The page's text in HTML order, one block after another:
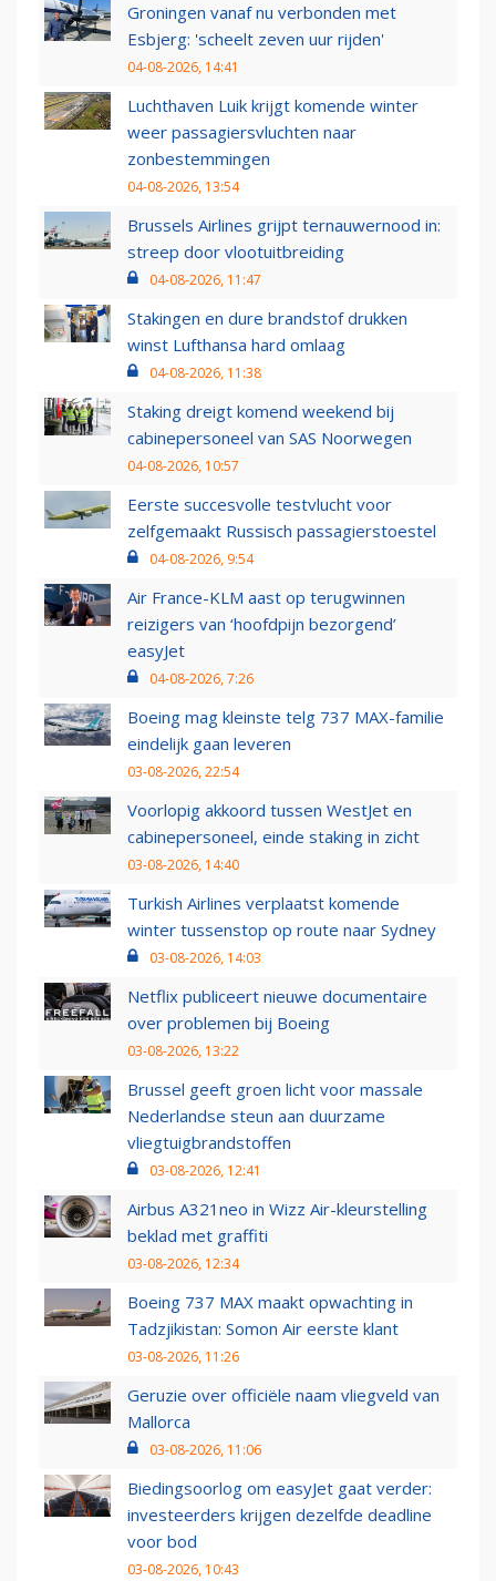
Groningen vanaf nu verbonden met
Esbjerg: 'scheelt zeven uur rijden'
04-08-2026, 14:41
Luchthaven Luik krijgt komende winter
weer passagiersvluchten naar
zonbestemmingen
04-08-2026, 13:54
Brussels Airlines grijpt ternauwernood in:
streep door vlootuitbreiding
04-08-2026, 11:47
Stakingen en dure brandstof drukken
winst Lufthansa hard omlaag
04-08-2026, 11:38
Staking dreigt komend weekend bij
cabinepersoneel van SAS Noorwegen
04-08-2026, 10:57
Eerste succesvolle testvlucht voor
zelfgemaakt Russisch passagierstoestel
04-08-2026, 9:54
Air France-KLM aast op terugwinnen
reizigers van ‘hoofdpijn bezorgend’
easyJet
04-08-2026, 7:26
Boeing mag kleinste telg 737 MAX-familie
eindelijk gaan leveren
03-08-2026, 22:54
Voorlopig akkoord tussen WestJet en
cabinepersoneel, einde staking in zicht
03-08-2026, 14:40
Turkish Airlines verplaatst komende
winter tussenstop op route naar Sydney
03-08-2026, 14:03
Netflix publiceert nieuwe documentaire
over problemen bij Boeing
03-08-2026, 13:22
Brussel geeft groen licht voor massale
Nederlandse steun aan duurzame
vliegtuigbrandstoffen
03-08-2026, 12:41
Airbus A321neo in Wizz Air-kleurstelling
beklad met graffiti
03-08-2026, 12:34
Boeing 737 MAX maakt opwachting in
Tadzjikistan: Somon Air eerste klant
03-08-2026, 11:26
Geruzie over officiële naam vliegveld van
Mallorca
03-08-2026, 11:06
Biedingsoorlog om easyJet gaat verder:
investeerders krijgen dezelfde deadline
voor bod
03-08-2026, 10:43